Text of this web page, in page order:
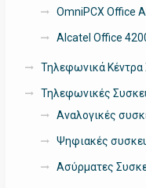
OmniPCX Office
Alcatel Office
Τηλεφωνικά
Τηλεφωνικές
Αναλογικές
Ψηφιακές
Ασύρματες